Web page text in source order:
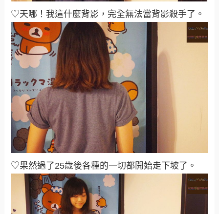
♡天哪！我這什麼背影，完全無法當背影殺手了 。
♡果然過了25歲後各種的一切都開始走下坡了 。